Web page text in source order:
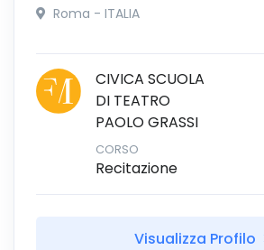
Roma - ITALIA
CIVICA SCUOLA
DI TEATRO
PAOLO GRASSI
CORSO
Recitazione
Visualizza Profilo